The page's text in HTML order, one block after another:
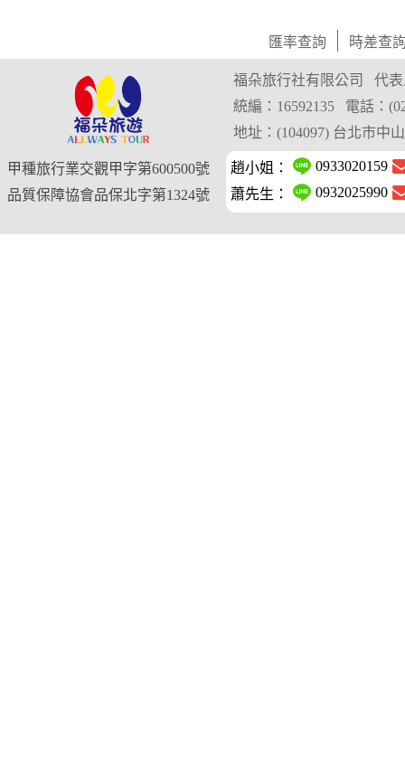
匯率查詢 時差查
甲種旅行業交觀甲字第600500號
品質保障協會品保北字第1324號
福朵旅行社有限公司
代
統編：16592135
電話：
地址：(104097) 台北市中
趙小姐：
0933020159
蕭先生：
0932025990